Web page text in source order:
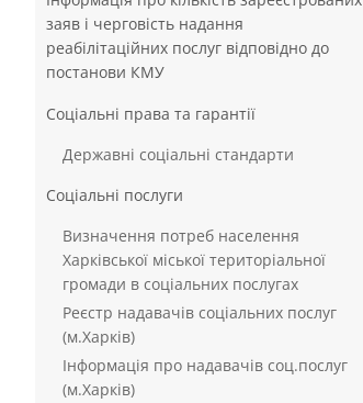
заяв і черговість надання
реабілітаційних послуг відповідно до
постанови КМУ
Соціальні права та гарантії
Державні соціальні стандарти
Соціальні послуги
Визначення потреб населення
Харківської міської територіальної
громади в соціальних послугах
Реєстр надавачів соціальних послуг
(м.Харків)
Інформація про надавачів соц.послуг
(м.Харків)